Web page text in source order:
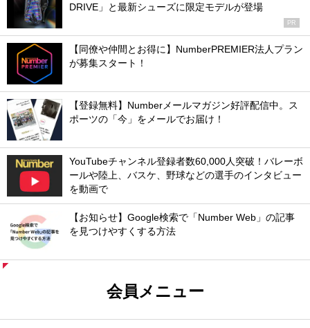
DRIVE」と最新シューズに限定モデルが登場
PR
【同僚や仲間とお得に】NumberPREMIER法人プラン
が募集スタート！
【登録無料】Numberメールマガジン好評配信中。ス
ポーツの「今」をメールでお届け！
YouTubeチャンネル登録者数60,000人突破！バレーボ
ールや陸上、バスケ、野球などの選手のインタビュー
を動画で
【お知らせ】Google検索で「Number Web」の記事
を見つけやすくする方法
会員メニュー